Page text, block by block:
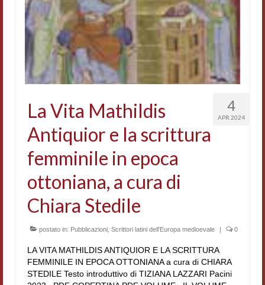
4
APR 2024
La Vita Mathildis
Antiquior e la scrittura
femminile in epoca
ottoniana, a cura di
Chiara Stedile
postato in: Pubblicazioni Scrittori latini dell'Europa medioevale | 0
LA VITA MATHILDIS ANTIQUIOR E LA SCRITTURA
FEMMINILE IN EPOCA OTTONIANA a cura di CHIARA
STEDILE Testo introduttivo di TIZIANA LAZZARI Pacini